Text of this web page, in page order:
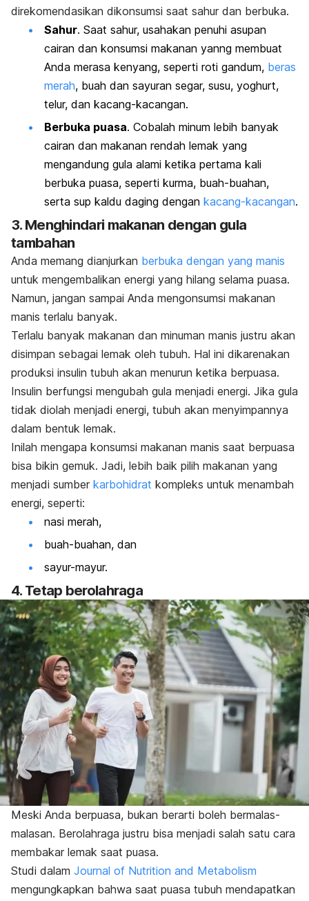
direkomendasikan dikonsumsi saat sahur dan berbuka.
Sahur. Saat sahur, usahakan penuhi asupan
cairan dan konsumsi makanan yanng membuat
Anda merasa kenyang, seperti roti gandum, beras
merah, buah dan sayuran segar, susu, yoghurt,
telur, dan kacang-kacangan.
Berbuka puasa. Cobalah minum lebih banyak
cairan dan makanan rendah lemak yang
mengandung gula alami ketika pertama kali
berbuka puasa, seperti kurma, buah-buahan,
serta sup kaldu daging dengan kacang-kacangan.
3. Menghindari makanan dengan gula
tambahan
Anda memang dianjurkan berbuka dengan yang manis
untuk mengembalikan energi yang hilang selama puasa.
Namun, jangan sampai Anda mengonsumsi makanan
manis terlalu banyak.
Terlalu banyak makanan dan minuman manis justru akan
disimpan sebagai lemak oleh tubuh. Hal ini dikarenakan
produksi insulin tubuh akan menurun ketika berpuasa.
Insulin berfungsi mengubah gula menjadi energi. Jika gula
tidak diolah menjadi energi, tubuh akan menyimpannya
dalam bentuk lemak.
Inilah mengapa konsumsi makanan manis saat berpuasa
bisa bikin gemuk. Jadi, lebih baik pilih makanan yang
menjadi sumber karbohidrat kompleks untuk menambah
energi, seperti:
nasi merah,
buah-buahan, dan
sayur-mayur.
4. Tetap berolahraga
Meski Anda berpuasa, bukan berarti boleh bermalas-
malasan. Berolahraga justru bisa menjadi salah satu cara
membakar lemak saat puasa.
Studi dalam Journal of Nutrition and Metabolism
mengungkapkan bahwa saat puasa tubuh mendapatkan